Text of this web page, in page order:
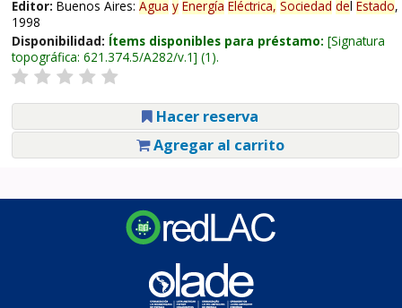
Editor: Buenos Aires: Agua y Energía Eléctrica, Sociedad del Estado,
1998
Disponibilidad: Ítems disponibles para préstamo: Signatura
topográfica: 621.374.5/A282/v.1 (1).
Hacer reserva
Agregar al carrito